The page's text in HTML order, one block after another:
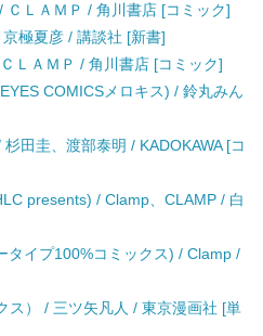
ＣＬＡＭＰ / 角川書店 [コミック]
極夏彦 / 講談社 [新書]
ＬＡＭＰ / 角川書店 [コミック]
COMICSメロキス) / 鈴丸みん
田圭、渡部泰明 / KADOKAWA [コ
presents) / Clamp、CLAMP / 白
タイプ100%コミックス) / Clamp /
ス） / 三ツ矢凡人 / 東京漫画社 [単